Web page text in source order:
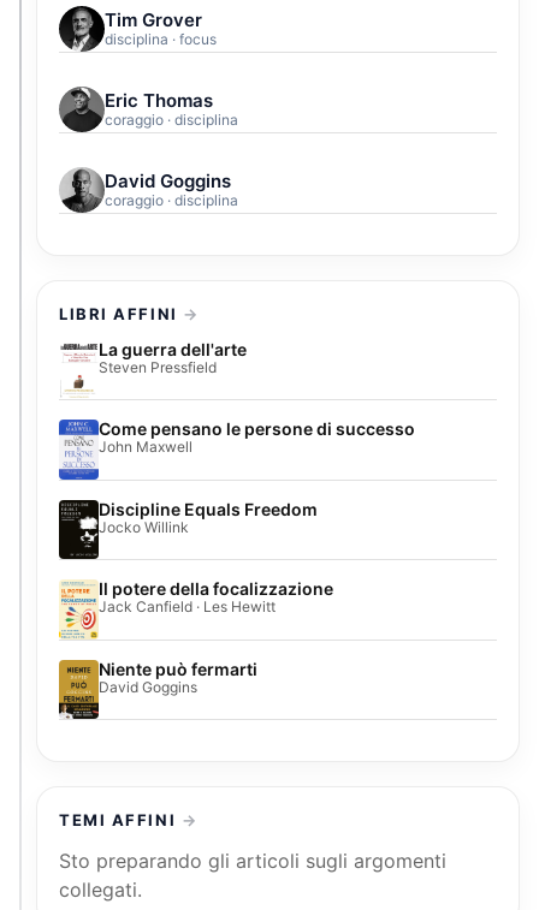
Tim Grover
disciplina · focus
Eric Thomas
coraggio · disciplina
David Goggins
coraggio · disciplina
LIBRI AFFINI
La guerra dell'arte
Steven Pressfield
Come pensano le persone di successo
John Maxwell
Discipline Equals Freedom
Jocko Willink
Il potere della focalizzazione
Jack Canfield · Les Hewitt
Niente può fermarti
David Goggins
TEMI AFFINI
Sto preparando gli articoli sugli argomenti
collegati.